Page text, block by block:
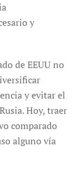
y
de EEUU no
y evitar el
Hoy, traer
comparado
alguno vía